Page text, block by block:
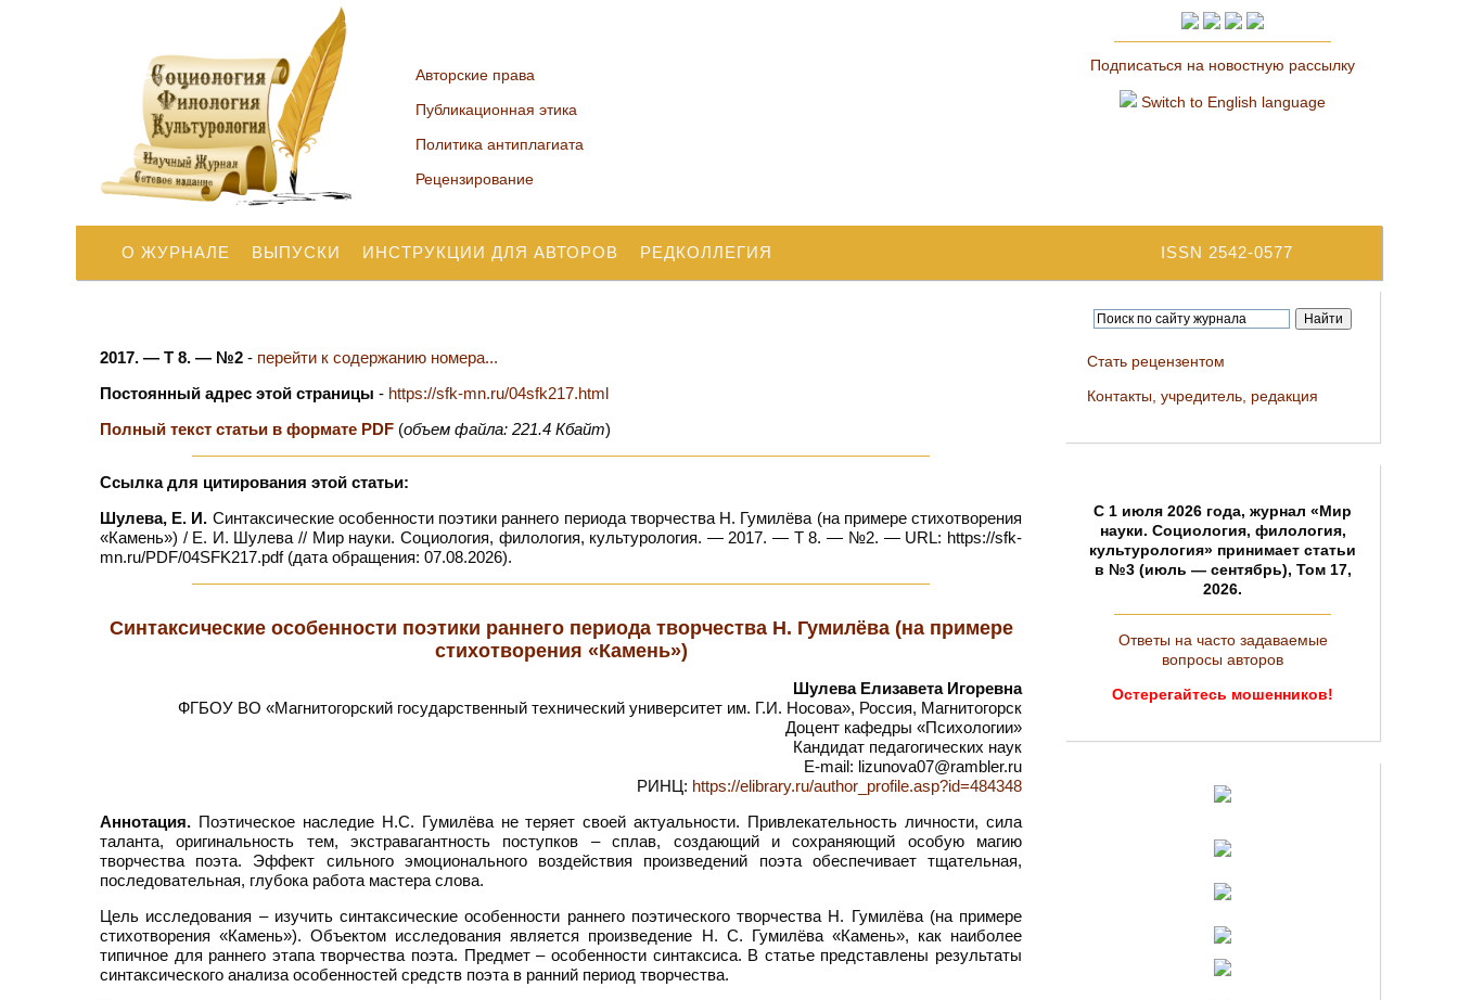
Авторские права
Публикационная этика
Политика антиплагиата
Рецензирование
Подписаться на новостную рассылку
Switch to English language
ISSN 2542-0577
О ЖУРНАЛЕ ВЫПУСКИ ИНСТРУКЦИИ ДЛЯ АВТОРОВ РЕДКОЛЛЕГИЯ
2017. — Т 8. — №2 - перейти к содержанию номера...
Постоянный адрес этой страницы - https://sfk-mn.ru/04sfk217.html
Полный текст статьи в формате PDF (объем файла: 221.4 Кбайт)
Ссылка для цитирования этой статьи:
Шулева, Е. И. Синтаксические особенности поэтики раннего периода творчества Н. Гумилёва (на примере стихотворения
«Камень») / Е. И. Шулева // Мир науки. Социология, филология, культурология. — 2017. — Т 8. — №2. — URL: https://sfk-
mn.ru/PDF/04SFK217.pdf (дата обращения: 07.08.2026).
Синтаксические особенности поэтики раннего периода творчества Н. Гумилёва (на примере
стихотворения «Камень»)
Шулева Елизавета Игоревна
ФГБОУ ВО «Магнитогорский государственный технический университет им. Г.И. Носова», Россия, Магнитогорск
Доцент кафедры «Психологии»
Кандидат педагогических наук
E-mail: lizunova07@rambler.ru
РИНЦ: https://elibrary.ru/author_profile.asp?id=484348
Аннотация. Поэтическое наследие Н.С. Гумилёва не теряет своей актуальности. Привлекательность личности, сила
таланта, оригинальность тем, экстравагантность поступков – сплав, создающий и сохраняющий особую магию
творчества поэта. Эффект сильного эмоционального воздействия произведений поэта обеспечивает тщательная,
последовательная, глубока работа мастера слова.
Цель исследования – изучить синтаксические особенности раннего поэтического творчества Н. Гумилёва (на примере
стихотворения «Камень»). Объектом исследования является произведение Н. С. Гумилёва «Камень», как наиболее
типичное для раннего этапа творчества поэта. Предмет – особенности синтаксиса. В статье представлены результаты
синтаксического анализа особенностей средств поэта в ранний период творчества.
Стать рецензентом
Контакты, учредитель, редакция
C 1 июля 2026 года, журнал «Мир
науки. Социология, филология,
культурология» принимает статьи
в №3 (июль — сентябрь), Том 17,
2026.
Ответы на часто задаваемые
вопросы авторов
Остерегайтесь мошенников!